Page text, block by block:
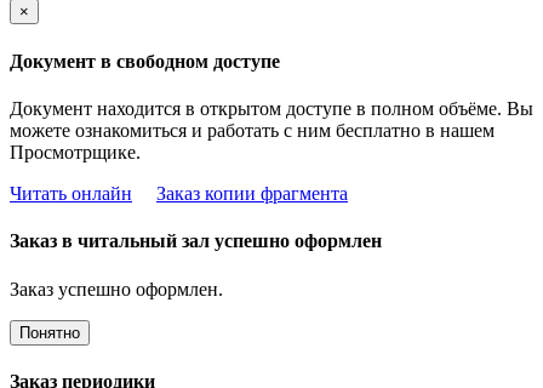
×
Документ в свободном доступе
Документ находится в открытом доступе в полном объёме. Вы
можете ознакомиться и работать с ним бесплатно в нашем
Просмотрщике.
Читать онлайн
Заказ копии фрагмента
Заказ в читальный зал успешно оформлен
Заказ успешно оформлен.
Понятно
Заказ периодики